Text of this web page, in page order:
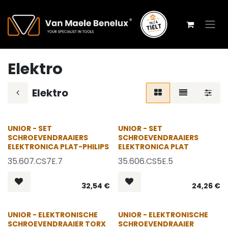
Elektro
Elektro
UNIOR - SET
SCHROEVENDRAAIERS
ELEKTRONICA PLAT-PHILIPS
35.607.CS7E.7
32,54 €
UNIOR - SET
SCHROEVENDRAAIERS
ELEKTRONICA PLAT
35.606.CS5E.5
24,26€
UNIOR - ELEKTRONISCHE
SCHROEVENDRAAIER TORX
UNIOR - ELEKTRONISCHE
SCHROEVENDRAAIER